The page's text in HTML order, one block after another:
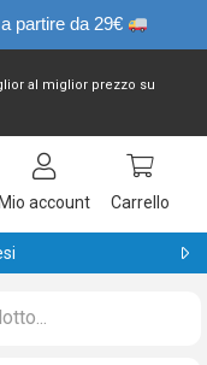
partire da 29€
al miglior prezzo su
Mio account Carrello